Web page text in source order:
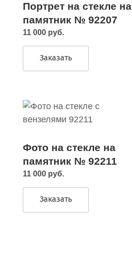
Портрет на стекле на
памятник № 92207
11 000 руб.
Заказать
Фото на стекле на
памятник № 92211
11 000 руб.
Заказать